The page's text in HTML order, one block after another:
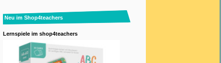
Neu im Shop4teachers
Lernspiele im shop4teachers